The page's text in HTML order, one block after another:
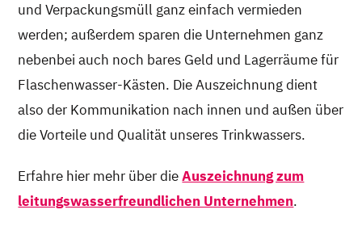
und Verpackungsmüll ganz einfach vermieden
werden; außerdem sparen die Unternehmen ganz
nebenbei auch noch bares Geld und Lagerräume für
Flaschenwasser-Kästen. Die Auszeichnung dient
also der Kommunikation nach innen und außen über
die Vorteile und Qualität unseres Trinkwassers.
Erfahre hier mehr über dieAuszeichnung zum
leitungswasserfreundlichen Unternehmen.